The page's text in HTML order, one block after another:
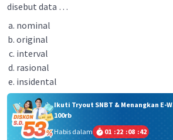
disebut data …
nominal
original
interval
rasional
insidental
Ikuti Tryout SNBT & Menangkan E-
100rb
Habis dalam
01 :22 :08 :42